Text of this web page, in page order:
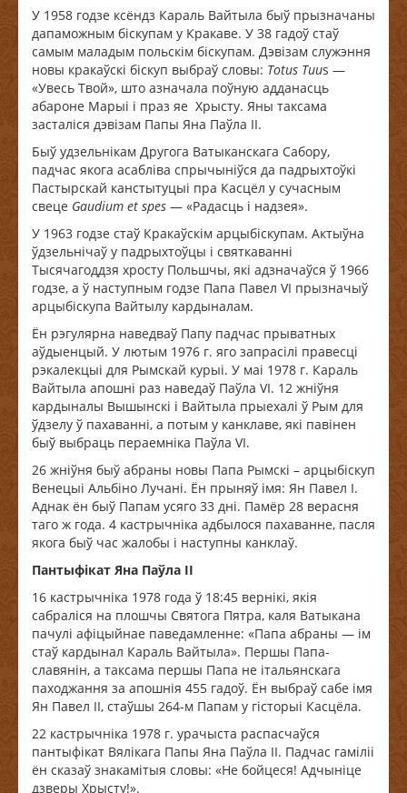
У 1958 годзе ксёндз Караль Вайтыла быў прызначаны
дапаможным біскупам у Кракаве. У 38 гадоў стаў
самым маладым польскім біскупам. Дэвізам служэння
новы кракаўскі біскуп выбраў словы: Totus Tuus —
«Увесь Твой», што азначала поўную адданасць
абароне Марыі і праз яе Хрысту. Яны таксама
засталіся дэвізам Папы Яна Паўла ІІ.
Быў удзельнікам Другога Ватыканскага Сабору,
падчас якога асабліва спрычыніўся да падрыхтоўкі
Пастырскай канстытуцыі пра Касцёл у сучасным
свеце Gaudium et spes — «Радасць і надзея».
У 1963 годзе стаў Кракаўскім арцыбіскупам. Актыўна
ўдзельнічаў у падрыхтоўцы і святкаванні
Тысячагоддзя хросту Польшчы, які адзначаўся ў 1966
годзе, а ў наступным годзе Папа Павел VI прызначыў
арцыбіскупа Вайтылу кардыналам.
Ён рэгулярна наведваў Папу падчас прыватных
аўдыенцый. У лютым 1976 г. яго запрасілі правесці
рэкалекцыі для Рымскай курыі. У маі 1978 г. Караль
Вайтыла апошні раз наведаў Паўла VI. 12 жніўня
кардыналы Вышынскі і Вайтыла прыехалі ў Рым для
ўдзелу ў пахаванні, а потым у канклаве, які павінен
быў выбраць пераемніка Паўла VI.
26 жніўня быў абраны новы Папа Рымскі – арцыбіскуп
Венецыі Альбіно Лучані. Ён прыняў імя: Ян Павел I.
Аднак ён быў Папам усяго 33 дні. Памёр 28 верасня
таго ж года. 4 кастрычніка адбылося пахаванне, пасля
якога быў час жалобы і наступны канклаў.
Пантыфікат Яна Паўла ІІ
16 кастрычніка 1978 года ў 18:45 вернікі, якія
сабраліся на плошчы Святога Пятра, каля Ватыкана
пачулі афіцыйнае паведамленне: «Папа абраны — ім
стаў кардынал Караль Вайтыла». Першы Папа-
славянін, а таксама першы Папа не італьянскага
паходжання за апошнія 455 гадоў. Ён выбраў сабе імя
Ян Павел ІІ, стаўшы 264-м Папам у гісторыі Касцёла.
22 кастрычніка 1978 г. урачыста распасчаўся
пантыфікат Вялікага Папы Яна Паўла II. Падчас гаміліі
ён сказаў знакамітыя словы: «Не бойцеся! Адчыніце
дзверы Хрысту!».